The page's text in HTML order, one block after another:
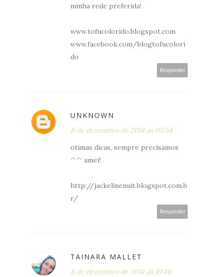
minha rede preferida!
www.tofucolorido.blogspot.com
www.facebook.com/blogtofucolori
do
Responder
UNKNOWN
8 de dezembro de 2014 às 09:54
otimas dicas, sempre precisamos
^^ amei!
http://jackelinenuit.blogspot.com.b
r/
Responder
TAINARA MALLET
8 de dezembro de 2014 às 10:40